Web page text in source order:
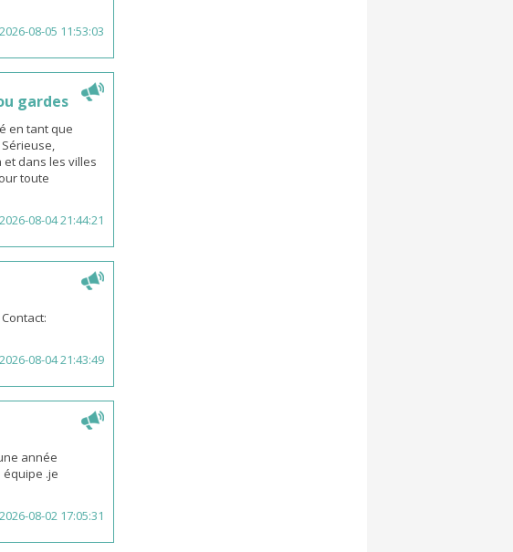
2026-08-05 11:53:03
gardes
en tant que
dans les villes
toute
2026-08-04 21:44:21
2026-08-04 21:43:49
année
équipe .je
2026-08-02 17:05:31